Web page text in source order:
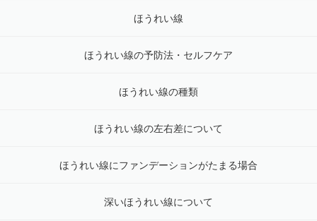
ほうれい線
ほうれい線の予防法・セルフケア
ほうれい線の種類
ほうれい線の左右差について
ほうれい線にファンデーションがたまる場合
深いほうれい線について